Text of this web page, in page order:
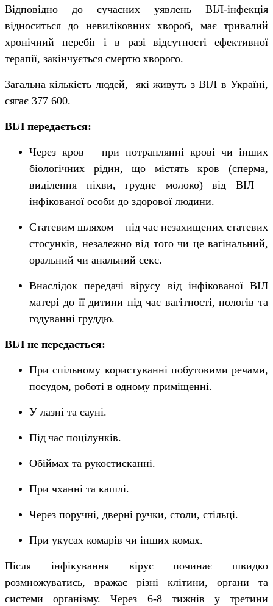
Відповідно до сучасних уявлень ВІЛ-інфекція
відноситься до невиліковних хвороб, має тривалий
хронічний перебіг і в разі відсутності ефективної
терапії, закінчується смертю хворого.
Загальна кількість людей, які живуть з ВІЛ в Україні,
сягає 377 600.
ВІЛ передається:
Через кров – при потраплянні крові чи інших
біологічних рідин, що містять кров (сперма,
виділення піхви, грудне молоко) від ВІЛ
–
інфікованої особи до здорової людини.
Статевим шляхом – під час незахищених статевих
стосунків, незалежно від того чи це вагінальний,
оральний чи анальний секс.
Внаслідок передачі вірусу від інфікованої ВІЛ
матері до її дитини під час вагітності, пологів та
годуванні груддю.
ВІЛ не передається:
При спільному користуванні побутовими речами,
посудом, роботі в одному приміщенні.
У лазні та сауні.
Під час поцілунків.
Обіймах та рукостисканні.
При чханні та кашлі.
Через поручні, дверні ручки, столи, стільці.
При укусах комарів чи інших комах.
Після інфікування вірус починає швидко
розмножуватись, вражає різні клітини, органи та
системи організму. Через 6-8 тижнів у третини